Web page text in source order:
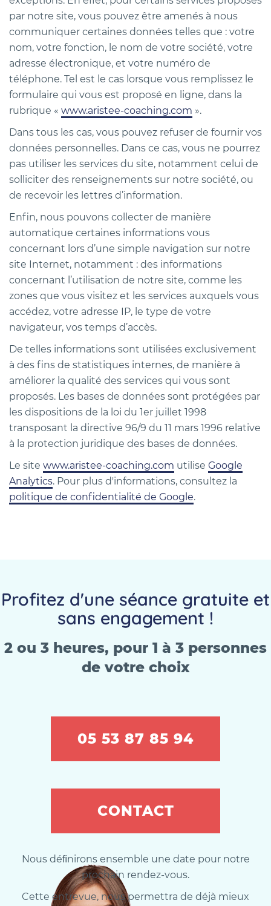
par notre site, vous pouvez être amenés à nous
communiquer certaines données telles que : votre
nom, votre fonction, le nom de votre société, votre
adresse électronique, et votre numéro de
téléphone. Tel est le cas lorsque vous remplissez le
formulaire qui vous est proposé en ligne, dans la
rubrique « www.aristee-coaching.com ».
Dans tous les cas, vous pouvez refuser de fournir vos
données personnelles. Dans ce cas, vous ne pourrez
pas utiliser les services du site, notamment celui de
solliciter des renseignements sur notre société, ou
de recevoir les lettres d’information.
Enfin, nous pouvons collecter de manière
automatique certaines informations vous
concernant lors d’une simple navigation sur notre
site Internet, notamment : des informations
concernant l’utilisation de notre site, comme les
zones que vous visitez et les services auxquels vous
accédez, votre adresse IP, le type de votre
navigateur, vos temps d’accès.
De telles informations sont utilisées exclusivement
à des fins de statistiques internes, de manière à
améliorer la qualité des services qui vous sont
proposés. Les bases de données sont protégées par
les dispositions de la loi du 1er juillet 1998
transposant la directive 96/9 du 11 mars 1996 relative
à la protection juridique des bases de données.
Le site www.aristee-coaching.com utilise Google
Analytics. Pour plus d'informations, consultez la
politique de confidentialité de Google.
Profitez d'une séance gratuite et
sans engagement !
2 ou 3 heures, pour 1 à 3 personnes
de votre choix
05 53 87 85 94
CONTACT
Nous déﬁnirons ensemble une date pour notre
prochain rendez-vous.
Cette entrevue, nous permettra de déjà mieux